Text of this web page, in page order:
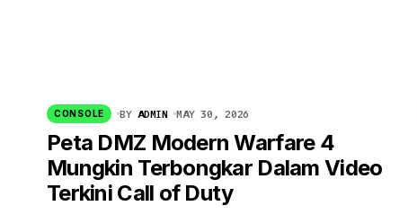
CONSOLE BY ADMIN MAY 30, 2026
Peta DMZ Modern Warfare 4
Mungkin Terbongkar Dalam Video
Terkini Call of Duty